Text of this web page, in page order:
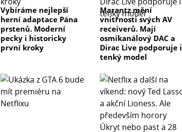
Vybíráme nejlepší
herní adaptace Pána
prstenů. Moderní
pecky i historicky
první kroky
Marantz mění
vnitřnosti svých AV
receiverů. Mají
osmikanálový DAC a
Dirac Live podporuje i
tenký model